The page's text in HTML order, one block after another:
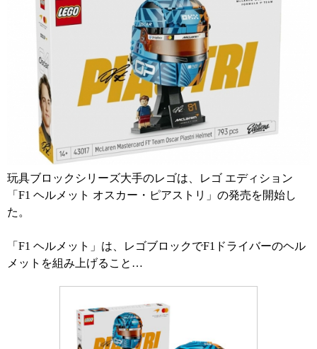
玩具ブロックシリーズ大手のレゴは、レゴ エディション
「F1 ヘルメット オスカー・ピアストリ」の発売を開始し
た。
「F1 ヘルメット」は、レゴブロックでF1ドライバーのヘル
メットを組み上げること…